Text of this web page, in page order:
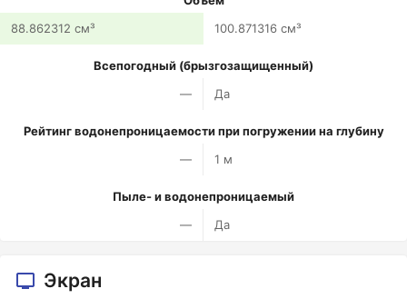
88.862312 см³
100.871316 см³
Всепогодный (брызгозащищенный)
—
Да
Рейтинг водонепроницаемости при погружении на глубину
—
1 м
Пыле- и водонепроницаемый
—
Да
Экран